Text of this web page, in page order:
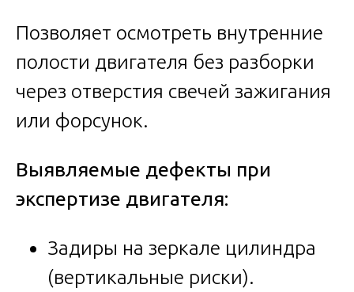
Позволяет осмотреть внутренние
полости двигателя без разборки
через отверстия свечей зажигания
или форсунок.
Выявляемые дефекты при
экспертизе двигателя:
Задиры на зеркале цилиндра
(вертикальные риски).